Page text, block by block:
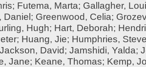
; Futema, Marta; Gallagher,
Daniel ; Greenwood, Celia;
Hugh; Hart, Deborah;
; Huang, Jie; Humphries,
Jackson, David; Jamshidi, Yalda;
Jane; Keane, Thomas; Kemp,